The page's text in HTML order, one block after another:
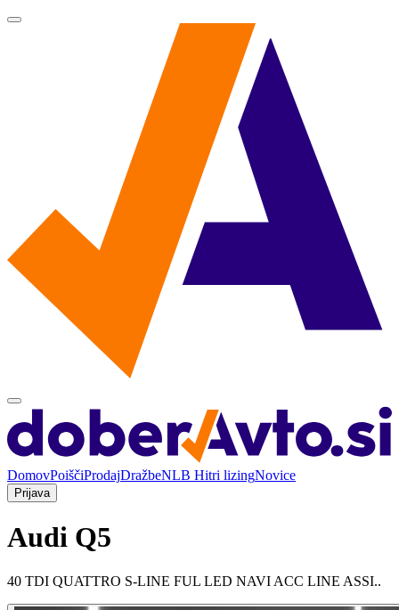
DomovPoiščiProdajDražbeNLB Hitri lizingNovice
Prijava
Audi Q5
40 TDI QUATTRO S-LINE FUL LED NAVI ACC LINE ASSI..